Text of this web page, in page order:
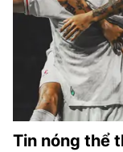
Tin nóng thể